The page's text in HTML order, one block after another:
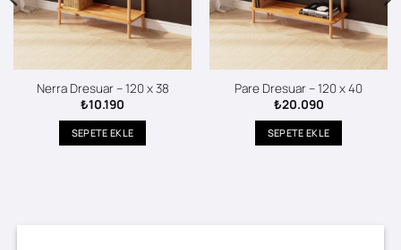
Nerra Dresuar – 120 x 38
₺10.190
SEPETE EKLE
Pare Dresuar – 120 x 40
₺20.090
SEPETE EKLE